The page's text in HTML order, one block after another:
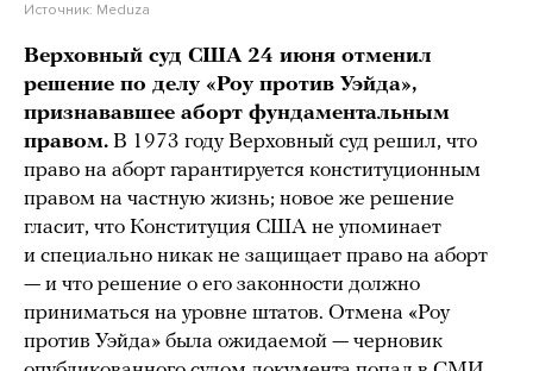
Источник: Meduza
Верховный суд США 24 июня отменил
решение по делу «Роу против Уэйда»,
признававшее аборт фундаментальным
правом. В 1973 году Верховный суд решил, что
право на аборт гарантируется конституционным
правом на частную жизнь; новое же решение
гласит, что Конституция США не упоминает
и специально никак не защищает право на аборт
— и что решение о его законности должно
приниматься на уровне штатов. Отмена «Роу
против Уэйда» была ожидаемой — черновик